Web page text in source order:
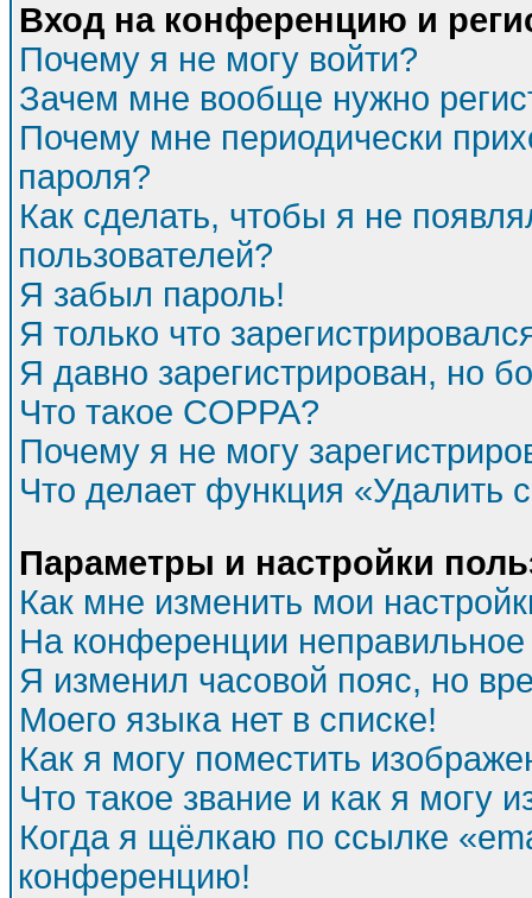
Вход на конференцию и
Почему я не могу войти?
Зачем мне вообще нужно
Почему мне периодически
пароля?
Как сделать, чтобы я не
пользователей?
Я забыл пароль!
Я только что
Я давно зарегистрирован, но
Что такое COPPA?
Почему я не могу
Что делает функция «Удалить
Параметры и настройки
Как мне изменить мои
На конференции
Я изменил часовой пояс, но
Моего языка нет в списке!
Как я могу поместить
Что такое звание и как я могу
Когда я щёлкаю по ссылке
конференцию!